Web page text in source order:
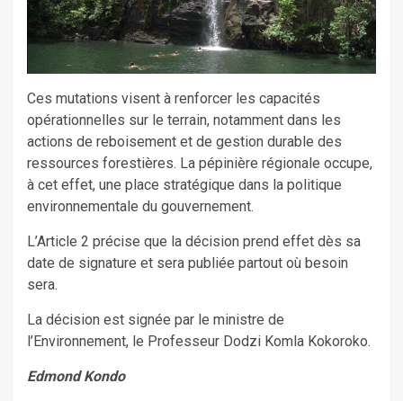
Ces mutations visent à renforcer les capacités
opérationnelles sur le terrain, notamment dans les
actions de reboisement et de gestion durable des
ressources forestières. La pépinière régionale occupe,
à cet effet, une place stratégique dans la politique
environnementale du gouvernement.
L’Article 2 précise que la décision prend effet dès sa
date de signature et sera publiée partout où besoin
sera.
La décision est signée par le ministre de
l’Environnement, le Professeur Dodzi Komla Kokoroko.
Edmond Kondo